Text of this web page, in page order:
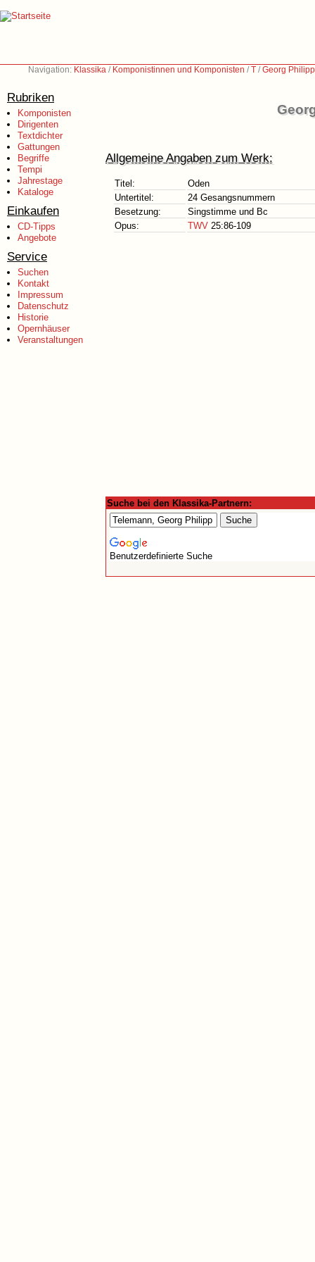
Navigation: Klassika / Komponistinnen und Komponisten /T /Georg
Rubriken
Komponisten
Dirigenten
Textdichter
Gattungen
Begriffe
Tempi
Jahrestage
Kataloge
Einkaufen
CD-Tipps
Angebote
Service
Suchen
Kontakt
Impressum
Datenschutz
Historie
Opernhäuser
Veranstaltungen
Allgemeine Angaben zum Werk:
Titel:
Oden
Untertitel:
24 Gesangsnummern
Besetzung:
Singstimme und Bc
Opus:
TWV 25:86-109
Suche bei den Klassika-Partnern:
Benutzerdefinierte Suche